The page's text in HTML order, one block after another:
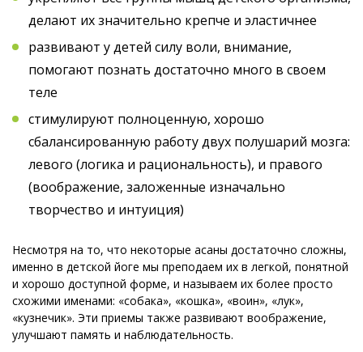
делают их значительно крепче и эластичнее
развивают у детей силу воли, внимание,
помогают познать достаточно много в своем
теле
стимулируют полноценную, хорошо
сбалансированную работу двух полушарий мозга:
левого (логика и рациональность), и правого
(воображение, заложенные изначально
творчество и интуиция)
Несмотря на то, что некоторые асаны достаточно сложны,
именно в детской йоге мы преподаем их в легкой, понятной
и хорошо доступной форме, и называем их более просто
схожими именами: «собака», «кошка», «воин», «лук»,
«кузнечик». Эти приемы также развивают воображение,
улучшают память и наблюдательность.